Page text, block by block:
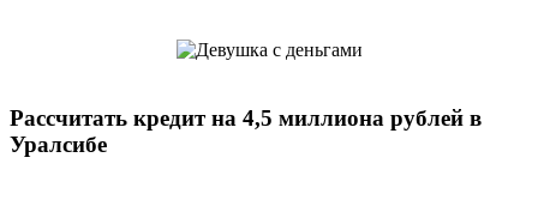
Рассчитать кредит на 4,5 миллиона рублей в
Уралсибе